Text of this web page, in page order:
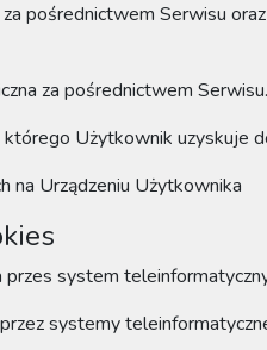
pośrednictwem Serwisu
za pośrednictwem Serwisu.
Użytkownik uzyskuje
na Urządzeniu Użytkownika
system
systemy